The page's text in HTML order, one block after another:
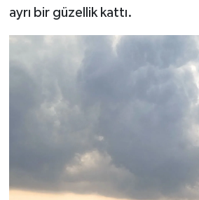
ayrı bir güzellik kattı.